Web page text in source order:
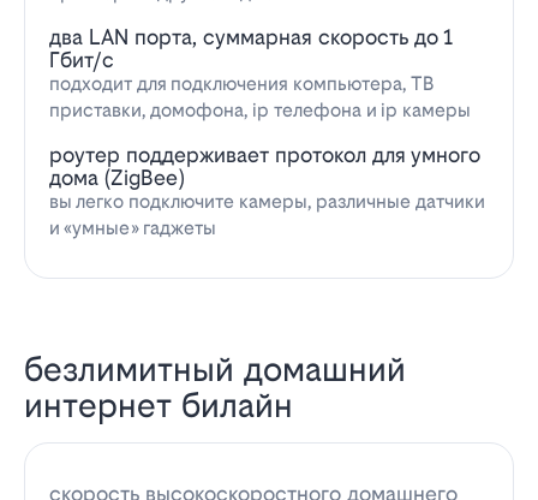
два LAN порта, суммарная скорость до 1
Гбит/с
подходит для подключения компьютера, ТВ
приставки, домофона, ip телефона и ip камеры
роутер поддерживает протокол для умного
дома (ZigBee)
вы легко подключите камеры, различные датчики
и «умные» гаджеты
безлимитный домашний
интернет билайн
скорость высокоскоростного домашнего